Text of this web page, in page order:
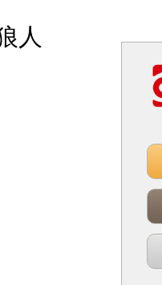
人